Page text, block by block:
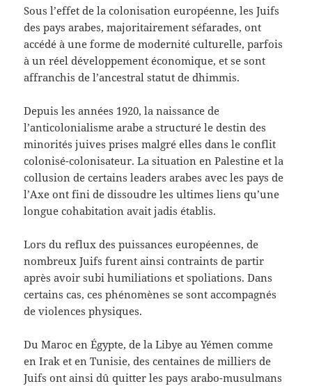
Sous l’effet de la colonisation européenne, les Juifs
des pays arabes, majoritairement séfarades, ont
accédé à une forme de modernité culturelle, parfois
à un réel développement économique, et se sont
affranchis de l’ancestral statut de dhimmis.
Depuis les années 1920, la naissance de
l’anticolonialisme arabe a structuré le destin des
minorités juives prises malgré elles dans le conflit
colonisé-colonisateur. La situation en Palestine et la
collusion de certains leaders arabes avec les pays de
l’Axe ont fini de dissoudre les ultimes liens qu’une
longue cohabitation avait jadis établis.
Lors du reflux des puissances européennes, de
nombreux Juifs furent ainsi contraints de partir
après avoir subi humiliations et spoliations. Dans
certains cas, ces phénomènes se sont accompagnés
de violences physiques.
Du Maroc en Égypte, de la Libye au Yémen comme
en Irak et en Tunisie, des centaines de milliers de
Juifs ont ainsi dû quitter les pays arabo-musulmans